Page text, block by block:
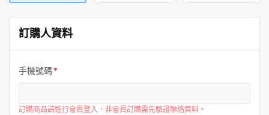
海島假期
韓國
東南亞
訂購人資料
手機號碼
訂購商品請進行會員登入，非會員訂購需先驗證聯絡資料。